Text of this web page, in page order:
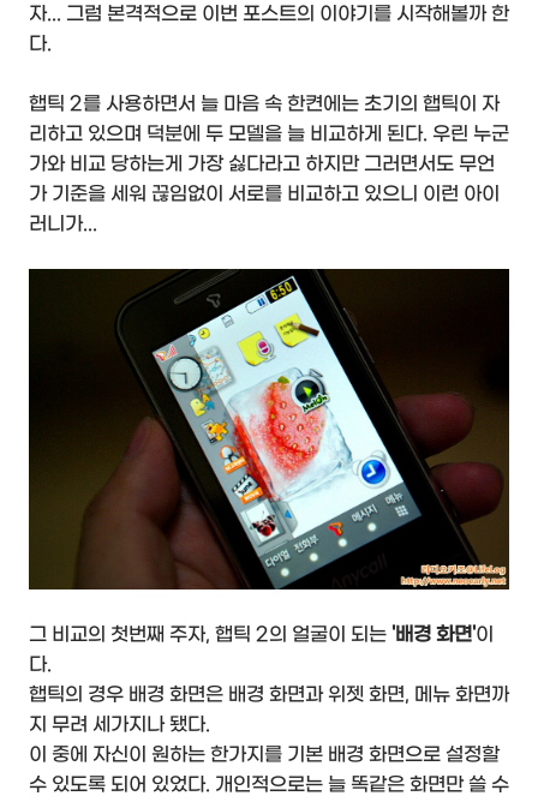
자... 그럼 본격적으로 이번 포스트의 이야기를 시작해볼까 한
다.
햅틱 2를 사용하면서 늘 마음 속 한켠에는 초기의 햅틱이 자
리하고 있으며 덕분에 두 모델을 늘 비교하게 된다. 우린 누군
가와 비교 당하는게 가장 싫다라고 하지만 그러면서도 무언
가 기준을 세워 끊임없이 서로를 비교하고 있으니 이런 아이
러니가...
그 비교의 첫번째 주자, 햅틱 2의 얼굴이 되는 '배경 화면'이
다.
햅틱의 경우 배경 화면은 배경 화면과 위젯 화면, 메뉴 화면까
지 무려 세가지나 됐다.
이 중에 자신이 원하는 한가지를 기본 배경 화면으로 설정할
수 있도록 되어 있었다. 개인적으로는 늘 똑같은 화면만 쓸 수